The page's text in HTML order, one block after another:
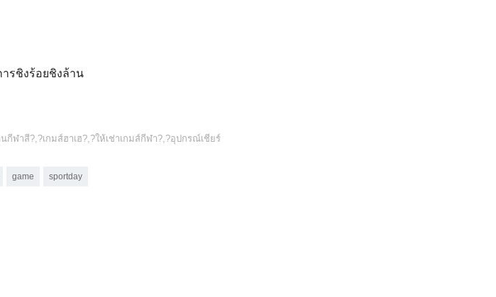
ารชิงร้อยชิงล้าน
นกีฬาสี?,?เกมส์ฮาเฮ?,?ให้เช่าเกมส์กีฬา?,?อุปกรณ์เชียร์
game sportday